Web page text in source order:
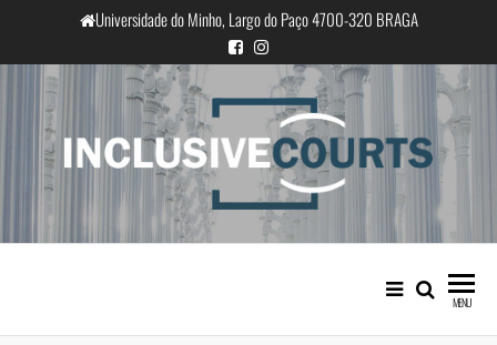
o
conteúdo
Universidade do Minho, Largo do Paço 4700-320 BRAGA
InclusiveCourts
Igualdade e diferença cultural na
prática judicial portuguesa
MENU